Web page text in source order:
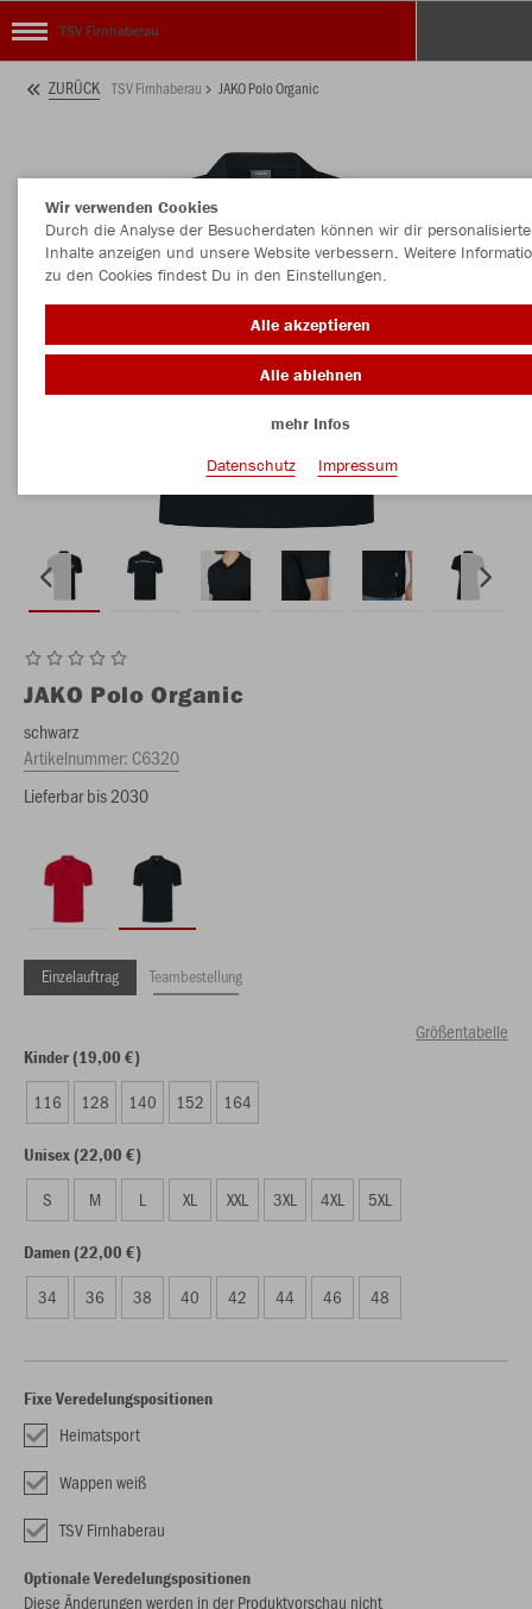
TSV Firnhaberau
ZURÜCK TSV Firnhaberau JAKO Polo Organic
JAKO Polo Organic
schwarz
Artikelnummer: C6320
Lieferbar bis 2030
Einzelauftrag Teambestellung
Größentabelle
Kinder (19,00 €)
116 128 140 152 164
Unisex (22,00 €)
S M L XL XXL 3XL 4XL 5XL
Damen (22,00 €)
34 36 38 40 42 44 46 48
Fixe Veredelungspositionen
Heimatsport
Wappen weiß
TSV Firnhaberau
Optionale Veredelungspositionen
Diese Änderungen werden in der Produktvorschau nicht
Wir verwenden Cookies
Durch die Analyse der Besucherdaten können wir dir personalisierte
Inhalte anzeigen und unsere Website verbessern. Weitere
zu den Cookies findest Du in den Einstellungen.
Alle akzeptieren
Alle ablehnen
mehr Infos
Datenschutz
Impressum